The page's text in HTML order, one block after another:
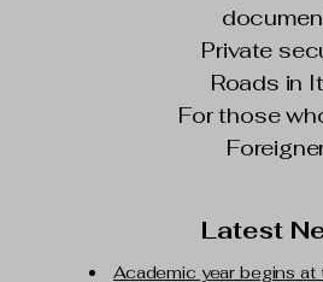
Private
Roads in
For those
Latest
Academic year begins at